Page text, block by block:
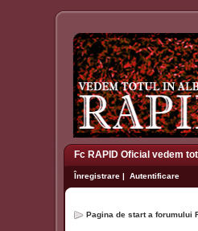
Fc RAPID Oficial vedem
Înregistrare | Autentificare
Pagina de start a forumului